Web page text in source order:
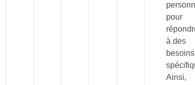
pour
à des
besoins
Ainsi,